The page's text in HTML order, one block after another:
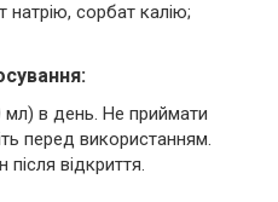
натрію, сорбат калію;
в день. Не приймати
перед використанням.
відкриття.